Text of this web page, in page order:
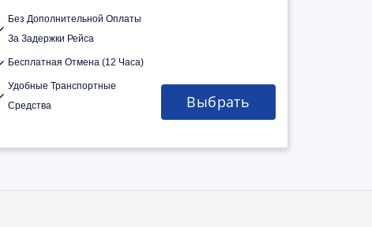
Без Дополнительной Оплаты
За Задержки Рейса
Бесплатная Отмена (12 Часа)
Удобные Транспортные
Средства
Выбрать